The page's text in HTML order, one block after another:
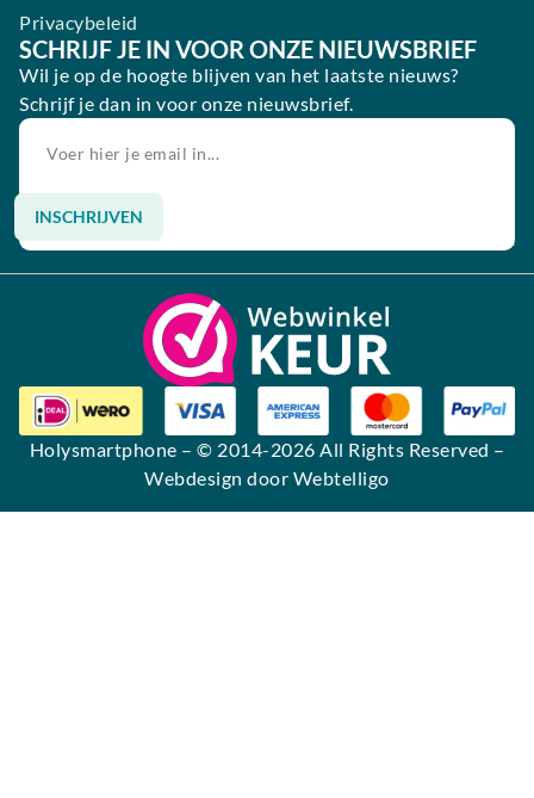
Privacybeleid
SCHRIJF JE IN VOOR ONZE NIEUWSBRIEF
Wil je op de hoogte blijven van het laatste nieuws?
Schrijf je dan in voor onze nieuwsbrief.
INSCHRIJVEN
Alternative:
Holysmartphone – © 2014-2026 All Rights Reserved –
Webdesign door Webtelligo